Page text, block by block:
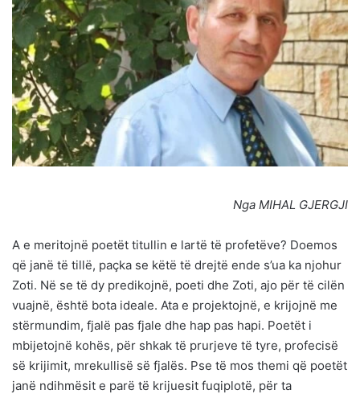
Nga MIHAL GJERGJI
A e meritojnë poetët titullin e lartë të profetëve? Doemos
që janë të tillë, paçka se këtë të drejtë ende s’ua ka njohur
Zoti. Në se të dy predikojnë, poeti dhe Zoti, ajo për të cilën
vuajnë, është bota ideale. Ata e projektojnë, e krijojnë me
stërmundim, fjalë pas fjale dhe hap pas hapi. Poetët i
mbijetojnë kohës, për shkak të prurjeve të tyre, profecisë
së krijimit, mrekullisë së fjalës. Pse të mos themi që poetët
janë ndihmësit e parë të krijuesit fuqiplotë, për ta